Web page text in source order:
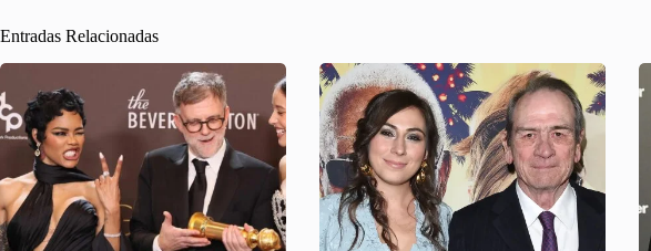
Entradas Relacionadas